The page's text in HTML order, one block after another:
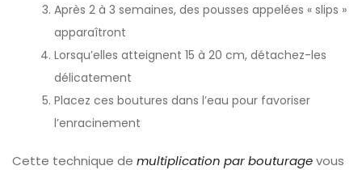
Après 2 à 3 semaines, des pousses appelées « slips »
apparaîtront
Lorsqu’elles atteignent 15 à 20 cm, détachez-les
délicatement
Placez ces boutures dans l’eau pour favoriser
l’enracinement
Cette technique de multiplication par bouturagevous